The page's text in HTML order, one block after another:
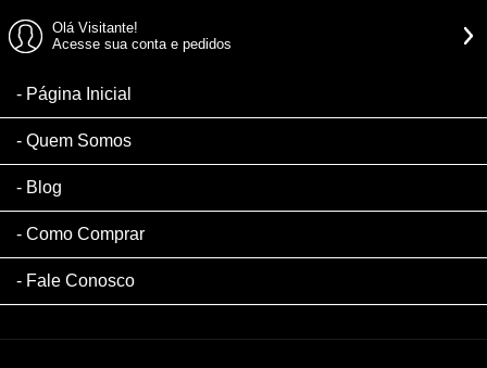
Olá Visitante!
Acesse sua conta e pedidos
Página Inicial
Quem Somos
Blog
Como Comprar
Fale Conosco